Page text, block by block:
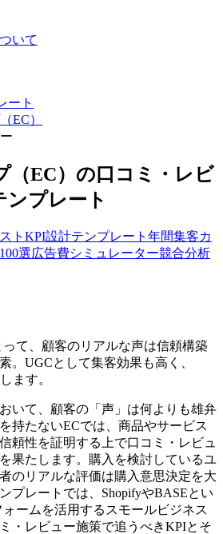
いて
ート
EC）
（EC）の口コミ・レビ
ンプレート
ト KPI設計テンプレート 年間集客カ
選広告費シミュレーター競合分析
て、顧客のリアルな声は信頼構築
。UGCとして集客効果も高く、
ます。
いて、顧客の「声」は何よりも雄弁
持たないECでは、商品やサービス
頼性を証明する上で口コミ・レビュ
果たします。購入を検討しているユ
のリアルな評価は購入意思決定を大
プレートでは、ShopifyやBASEとい
ームを活用するスモールビジネス
・レビュー施策で追うべきKPIとそ